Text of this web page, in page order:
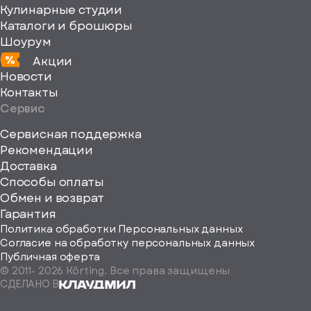
Кулинарные студии
Каталоги и брошюры
Шоурум
Акции
Новости
Контакты
Сервис
Сервисная поддержка
Рекомендации
Доставка
Способы оплаты
Обмен и возврат
Гарантия
Политика обработки Персональных данных
Согласие на обработку персональных данных
Публичная оферта
© 2011- 2026 Körting. Все права защищены
СДЕЛАНО В
Определить